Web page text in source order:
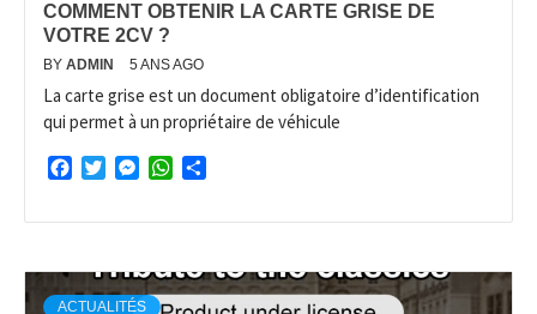
COMMENT OBTENIR LA CARTE GRISE DE
VOTRE 2CV ?
BY ADMIN 5 ANS AGO
La carte grise est un document obligatoire d’identification
qui permet à un propriétaire de véhicule
FacebookTwitterMessengerWhatsApp
ACTUALITÉS